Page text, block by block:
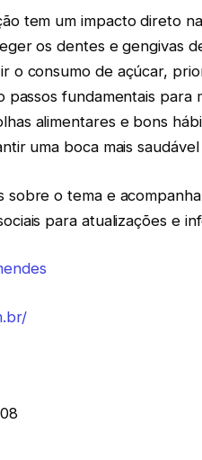
tem um impacto direto
os dentes e gengivas
o consumo de açúcar,
passos fundamentais para
alimentares e bons
uma boca mais
sobre o tema e
para atualizações e